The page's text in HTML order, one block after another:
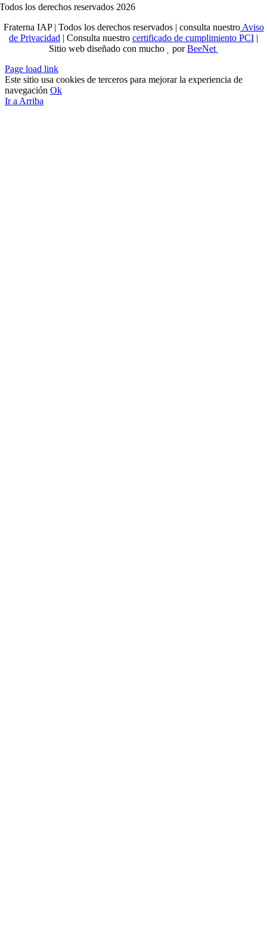
Todos los derechos reservados 2026
Fraterna IAP | Todos los derechos reservados | consulta nuestroAviso
de Privacidad | Consulta nuestro certificado de cumplimiento PCI |
Sitio web diseñado con mucho
porBeeNet
Page load link
Este sitio usa cookies de terceros para mejorar la experiencia de
navegación Ok
Ir a Arriba